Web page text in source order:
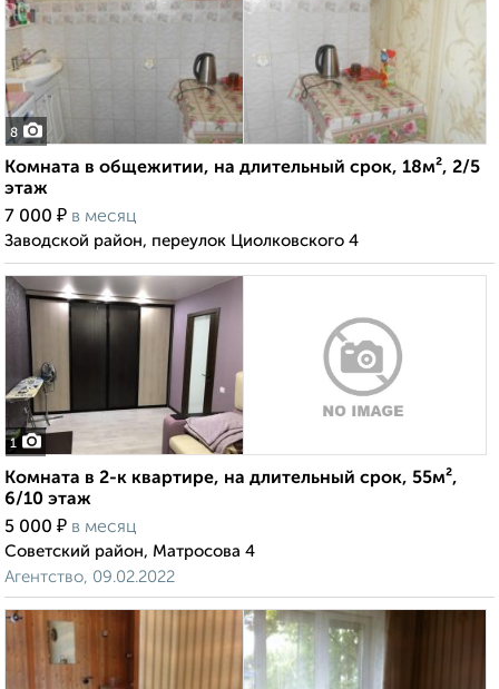
8
Комната в общежитии, на длительный срок, 18м², 2/5
этаж
7 000 ₽ в месяц
Заводской район, переулок Циолковского 4
1
Комната в 2-к квартире, на длительный срок, 55м²,
6/10 этаж
5 000 ₽ в месяц
Советский район, Матросова 4
Агентство, 09.02.2022